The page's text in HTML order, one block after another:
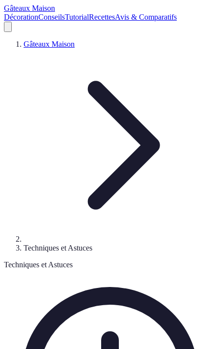
Gâteaux Maison
DécorationConseilsTutorialRecettesAvis & Comparatifs
Gâteaux Maison
Techniques et Astuces
Techniques et Astuces